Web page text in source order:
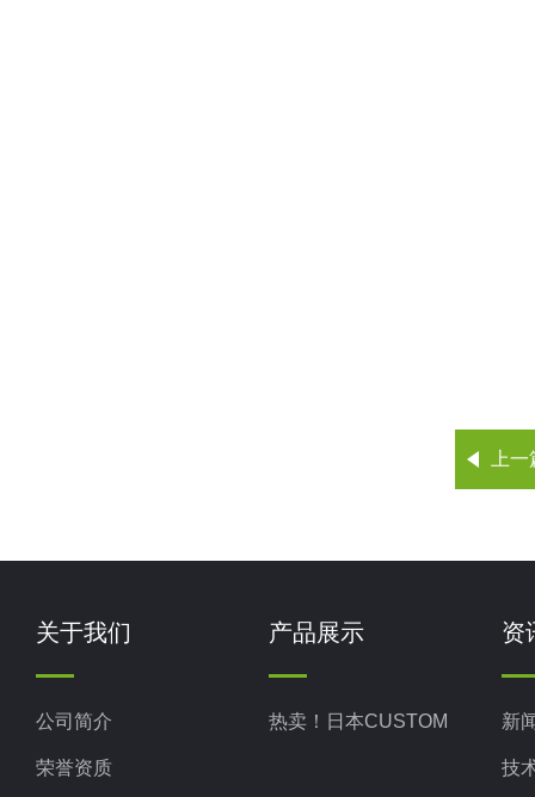
上
关于我们
公司简介
荣誉资质
产品展示
热卖！日本CUSTOM
资
新
技